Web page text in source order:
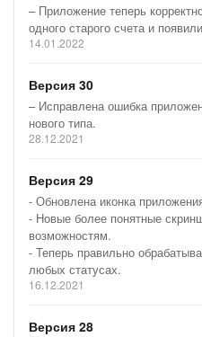
– Приложение теперь
одного старого счета и
14.01.2022
Версия 30
– Исправлена ошибка
нового типа.
28.12.2021
Версия 29
- Обновлена иконка
- Новые более понятные
возможностям.
- Теперь правильно
любых статусах.
16.12.2021
Версия 28